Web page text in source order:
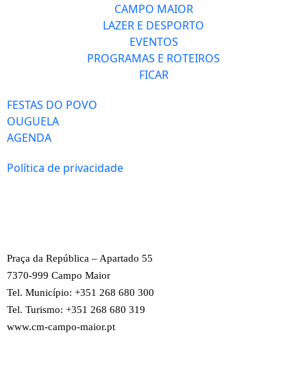
CAMPO MAIOR
LAZER E DESPORTO
EVENTOS
PROGRAMAS E ROTEIROS
FICAR
FESTAS DO POVO
OUGUELA
AGENDA
Política de privacidade
Praça da República – Apartado 55
7370-999 Campo Maior
Tel. Município: +351 268 680 300
Tel. Turismo: +351 268 680 319
www.cm-campo-maior.pt